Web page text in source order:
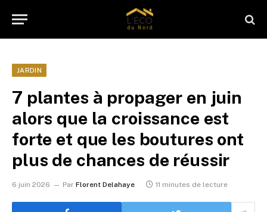
JARDIN
7 plantes à propager en juin
alors que la croissance est
forte et que les boutures ont
plus de chances de réussir
6 juin 2026 Par Florent Delahaye 11 minutes de lecture